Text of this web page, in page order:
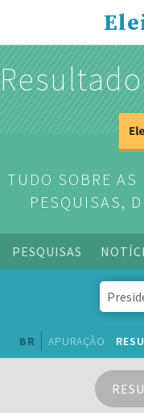
TUDO SOBRE
PESQUISAS,
PESQUISAS
BR APURAÇÃO